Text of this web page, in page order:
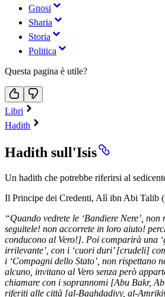
Gnosi
Sharia
Storia
Politica
Questa pagina è utile?
Libri
Hadith
Hadith sull'Isis
Un hadith che potrebbe riferirsi al
Il Principe dei Credenti, Alì ibn Abi Talib
“Quando vedrete le ‘Bandiere Nere’,
seguitele! non accorrete in loro aiuto!
conducono al Vero!]. Poi comparirà una
irrilevante’, con i ‘cuori duri’ [crudeli]
i ‘Compagni dello Stato’, non rispettano
alcuno, invitano al Vero senza però
chiamare con i soprannomi [Abu Bakr,
riferiti alle città [al-Baghdadiyy, al-